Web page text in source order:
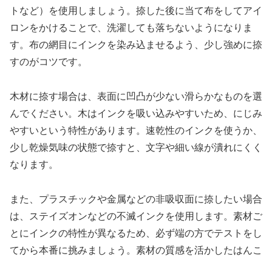
トなど）を使用しましょう。捺した後に当て布をしてアイ
ロンをかけることで、洗濯しても落ちないようになりま
す。布の網目にインクを染み込ませるよう、少し強めに捺
すのがコツです。
木材に捺す場合は、表面に凹凸が少ない滑らかなものを選
んでください。木はインクを吸い込みやすいため、にじみ
やすいという特性があります。速乾性のインクを使うか、
少し乾燥気味の状態で捺すと、文字や細い線が潰れにくく
なります。
また、プラスチックや金属などの非吸収面に捺したい場合
は、ステイズオンなどの不滅インクを使用します。素材ご
とにインクの特性が異なるため、必ず端の方でテストをし
てから本番に挑みましょう。素材の質感を活かしたはんこ